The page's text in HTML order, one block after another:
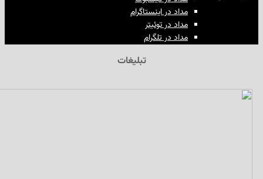
مداد در اینستاگرام
مداد در توئیتر
مداد در تلگرام